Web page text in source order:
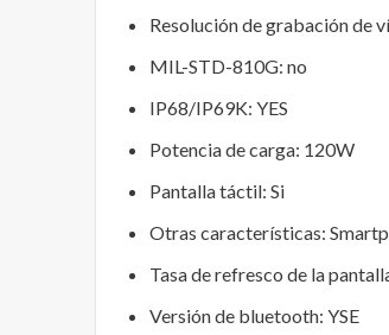
Resolución de grabación de
MIL-STD-810G: no
IP68/IP69K: YES
Potencia de carga: 120W
Pantalla táctil: Si
Otras características:
Tasa de refresco de la
Versión de bluetooth: YSE